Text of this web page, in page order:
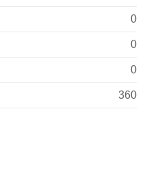
0
0
0
360